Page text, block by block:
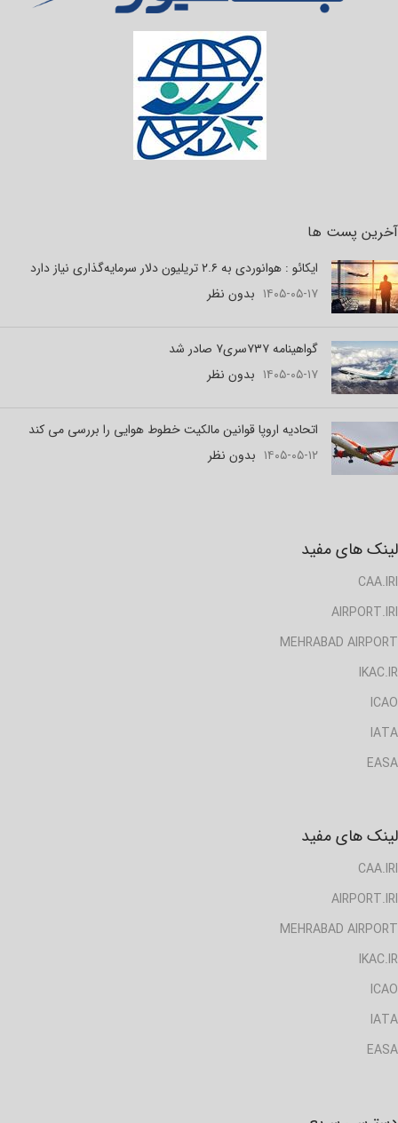
آخرین پست ها
ایکائو : هوانوردی به ۲.۶ تریلیون دلار سرمایه‌گذاری نیاز دارد
۱۴۰۵-۰۵-۱۷ بدون نظر
گواهینامه ۷۳۷سری۷ صادر شد
۱۴۰۵-۰۵-۱۷ بدون نظر
اتحادیه اروپا قوانین مالکیت خطوط هوایی را بررسی می کند
۱۴۰۵-۰۵-۱۲ بدون نظر
لینک های مفید
CAA.IRI
AIRPORT.IRI
MEHRABAD AIRPORT
IKAC.IR
ICAO
IATA
EASA
لینک های مفید
CAA.IRI
AIRPORT.IRI
MEHRABAD AIRPORT
IKAC.IR
ICAO
IATA
EASA